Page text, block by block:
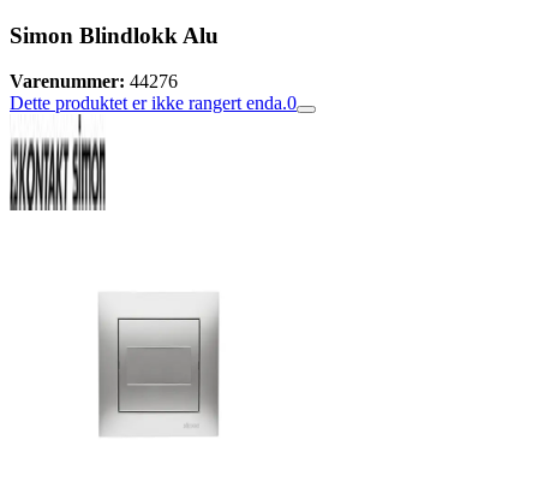
Simon Blindlokk Alu
Varenummer: 44276
Dette produktet er ikke rangert enda.0